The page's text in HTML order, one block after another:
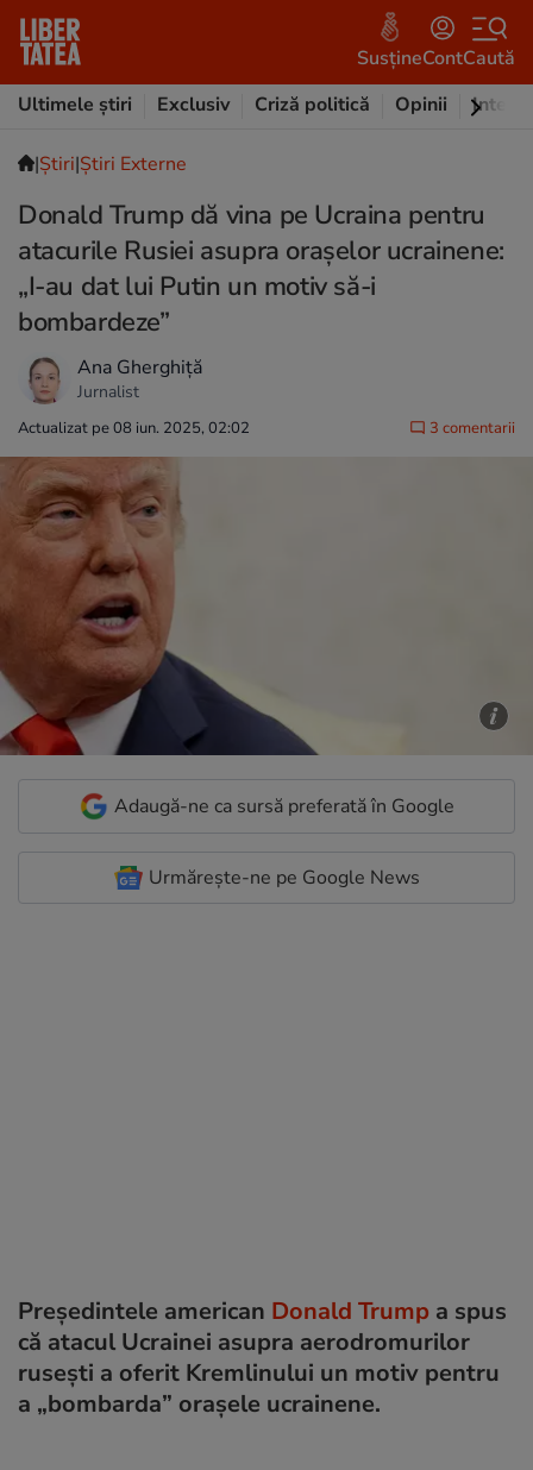
SusțineContCaută
Ultimele știri
Exclusiv Criză politică Opinii
|Ştiri|Știri Externe
Donald Trump dă vina pe Ucraina pentru
atacurile Rusiei asupra orașelor ucrainene:
„I-au dat lui Putin un motiv să-i
bombardeze”
Ana Gherghiță
Jurnalist
Actualizat pe 08 iun. 2025, 02:02 3 comentarii
Adaugă-ne ca sursă preferată în Google
Urmărește-ne pe Google News
Președintele american Donald Trump a spus
că atacul Ucrainei asupra aerodromurilor
rusești a oferit Kremlinului un motiv pentru
a „bombarda” orașele ucrainene.